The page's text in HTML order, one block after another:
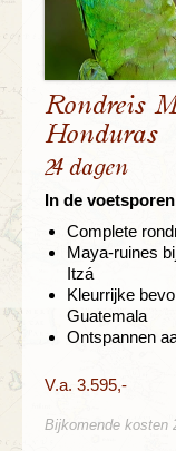
Rondreis
Honduras
24 dagen
In de
Complete
Maya-ruines
Itzá
Kleurrijke
Guatemala
Ontspannen
V.a. 3.595,-
Bijkomende kosten